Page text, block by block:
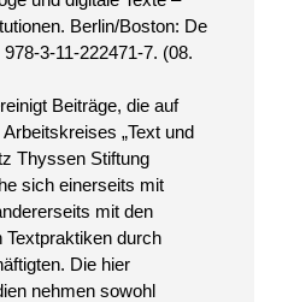
Berlin/Boston: De
3-11-222471-7. (08.
Beiträge, die auf
„Text und
Thyssen Stiftung
sich einerseits mit
mit den
Textpraktiken durch
Die hier
nehmen sowohl